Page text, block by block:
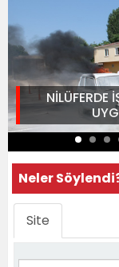
NİLÜFERDE
Neler
Site